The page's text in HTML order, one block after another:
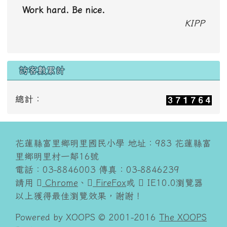
Work hard. Be nice.
KIPP
訪客數累計
總計：
花蓮縣富里鄉明里國民小學 地址：983 花蓮縣富
里鄉明里村一鄰16號
電話：03-8846003 傳真：03-8846239
請用
Chrome 、 FireFox或
IE10.0瀏覽器
以上獲得最佳瀏覽效果，謝謝！
Powered by XOOPS © 2001-2016 The XOOPS